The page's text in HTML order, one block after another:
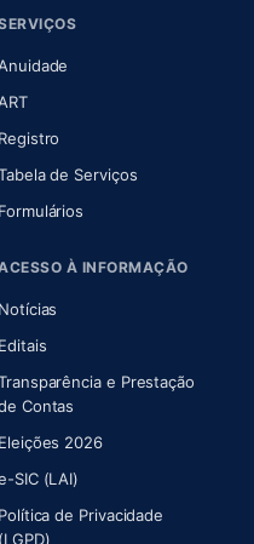
aba)
aba)
(abre em nova aba)
Registro
de Serviços
Formulários
À INFORMAÇÃO
Notícias
Editais
e Prestação
Contas
Eleições 2026
SIC (LAI)
Política de Privacidade
(LGPD)